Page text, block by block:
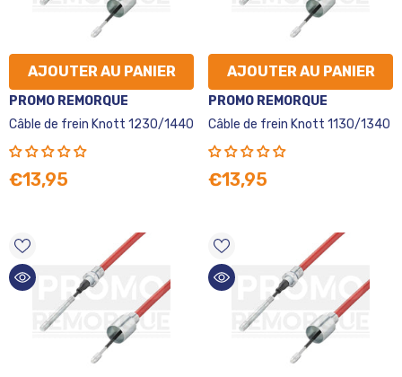
AJOUTER AU PANIER
VENDEUR
:
PROMO REMORQUE
Câble de frein Knott 1230/1440
€13,95
AJOUTER AU PANIER
VENDEUR
:
PROMO REMORQUE
Câble de frein Knott 1130/1340
€13,95